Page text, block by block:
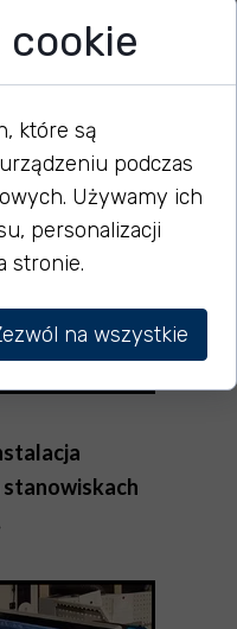
u klienta.
cookie
które są
podczas
Używamy ich
personalizacji
stronie.
na wszystkie